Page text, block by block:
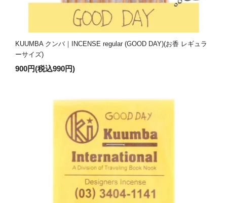
KUUMBA クンバ｜INCENSE regular (GOOD DAY)(お香 レギュラ
ーサイズ)
900円(税込990円)